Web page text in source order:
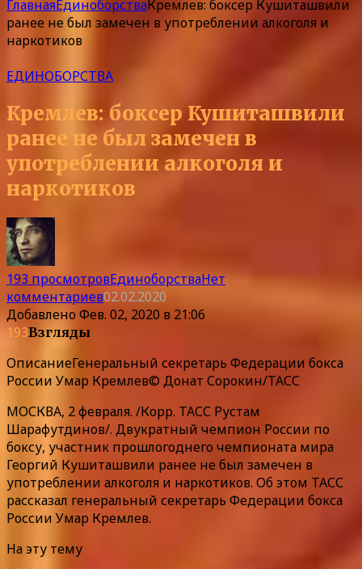
ГлавнаяЕдиноборстваКремлев: боксер Кушиташвили
ранее не был замечен в употреблении алкоголя и
наркотиков
ЕДИНОБОРСТВА
Кремлев: боксер Кушиташвили
ранее не был замечен в
употреблении алкоголя и
наркотиков
193 просмотровЕдиноборстваНет
комментариев02.02.2020
Добавлено Фев. 02, 2020 в 21:06
193Взгляды
ОписаниеГенеральный секретарь Федерации бокса
России Умар Кремлев© Донат Сорокин/ТАСС
МОСКВА, 2 февраля. /Корр. ТАСС Рустам
Шарафутдинов/. Двукратный чемпион России по
боксу, участник прошлогоднего чемпионата мира
Георгий Кушиташвили ранее не был замечен в
употреблении алкоголя и наркотиков. Об этом ТАСС
рассказал генеральный секретарь Федерации бокса
России Умар Кремлев.
На эту тему